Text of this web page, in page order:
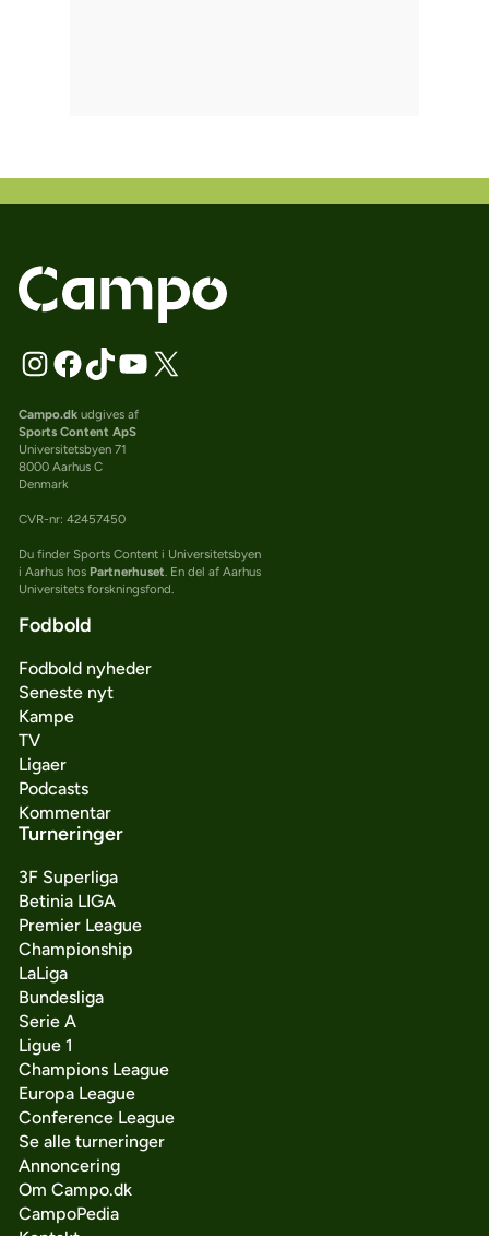
Campo.dkudgives af
Sports Content ApS
Universitetsbyen 71
8000 Aarhus C
Denmark
CVR-nr: 42457450
Du finder Sports Content i Universitetsbyen
i Aarhus hos Partnerhuset. En del af Aarhus
Universitets forskningsfond.
Fodbold
Fodbold nyheder
Seneste nyt
Kampe
TV
Ligaer
Podcasts
Kommentar
Turneringer
3F Superliga
Betinia LIGA
Premier League
Championship
LaLiga
Bundesliga
Serie A
Ligue 1
Champions League
Europa League
Conference League
Se alle turneringer
Annoncering
Om Campo.dk
CampoPedia